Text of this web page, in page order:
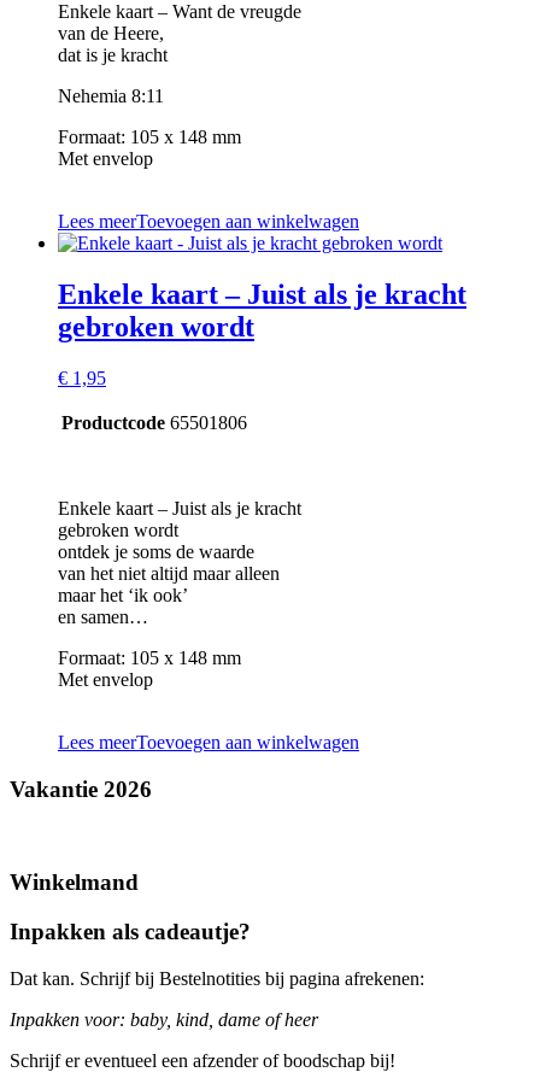
Enkele kaart – Want de vreugde
van de Heere,
dat is je kracht
Nehemia 8:11
Formaat: 105 x 148 mm
Met envelop
Lees meerToevoegen aan winkelwagen
Enkele kaart – Juist als je kracht
gebroken wordt
€ 1,95
Productcode 65501806
Enkele kaart – Juist als je kracht
gebroken wordt
ontdek je soms de waarde
van het niet altijd maar alleen
maar het ‘ik ook’
en samen…
Formaat: 105 x 148 mm
Met envelop
Lees meerToevoegen aan winkelwagen
Vakantie 2026
Winkelmand
Inpakken als cadeautje?
Dat kan. Schrijf bij Bestelnotities bij pagina afrekenen:
Inpakken voor: baby, kind, dame of heer
Schrijf er eventueel een afzender of boodschap bij!